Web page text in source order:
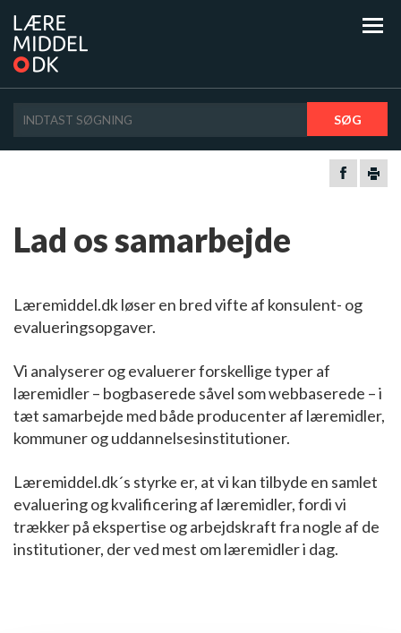
SØG
Lad os samarbejde
Læremiddel.dk løser en bred vifte af konsulent- og
evalueringsopgaver.
Vi analyserer og evaluerer forskellige typer af
læremidler – bogbaserede såvel som webbaserede – i
tæt samarbejde med både producenter af læremidler,
kommuner og uddannelsesinstitutioner.
Læremiddel.dk´s styrke er, at vi kan tilbyde en samlet
evaluering og kvalificering af læremidler, fordi vi
trækker på ekspertise og arbejdskraft fra nogle af de
institutioner, der ved mest om læremidler i dag.